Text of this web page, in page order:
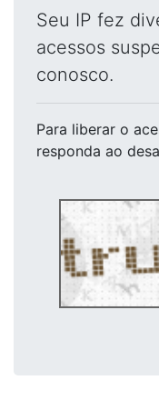
Seu IP fez
acessos
conosco.
Para liberar o
responda ao